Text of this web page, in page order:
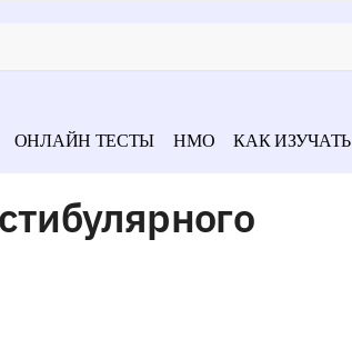
ОНЛАЙН ТЕСТЫ НМО КАК ИЗУЧАТЬ